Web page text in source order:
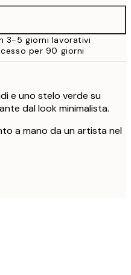
19,95 €
32,45 €
49 €
3-5 giorni lavorativi
per 90 giorni
e uno stelo verde su
dal look minimalista.
a mano da un artista nel